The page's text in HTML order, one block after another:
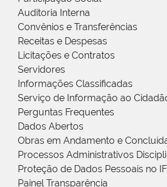
Auditoria Interna
Convênios e Transferências
Receitas e Despesas
Licitações e Contratos
Servidores
Informações Classificadas
Serviço de Informação ao
Perguntas Frequentes
Dados Abertos
Obras em Andamento e
Processos Administrativos
Proteção de Dados Pessoais no
Painel Transparência